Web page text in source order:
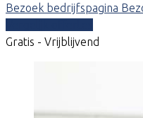
Bezoek bedrijfspagina
Gratis - Vrijblijvend